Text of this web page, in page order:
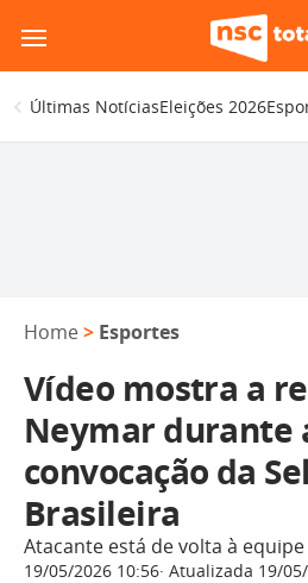
para
o
conteúdo
Últimas NotíciasEleições 2026
Home > Esportes
Vídeo mostra a
Neymar durante
convocação da
Brasileira
Atacante está de volta à
19/05/2026 10:56 Atualizada 19/